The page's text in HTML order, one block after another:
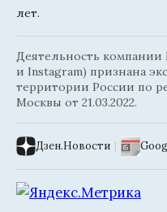
лет.
Деятельность компании
и Instagram) признана
территории России по
Москвы от 21.03.2022.
Дзен.Новости |